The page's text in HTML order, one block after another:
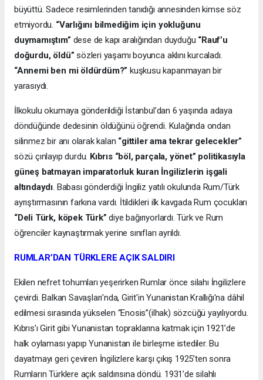
büyüttü. Sadece resimlerinden tanıdığı annesinden kimse söz
etmiyordu. “Varlığını bilmediğim için yokluğunu
duymamıştım” dese de kapı aralığından duyduğu “Rauf’u
doğurdu, öldü” sözleri yaşamı boyunca aklını kurcaladı.
“Annemi ben mi öldürdüm?”kuşkusu kapanmayan bir
yarasıydı.
İlkokulu okumaya gönderildiği İstanbul’dan 6 yaşında adaya
döndüğünde dedesinin öldüğünü öğrendi. Kulağında ondan
silinmez bir anı olarak kalan “gittiler ama tekrar gelecekler”
sözü çınlayıp durdu. Kıbrıs “böl, parçala, yönet” politikasıyla
güneş batmayan imparatorluk kuran İngilizlerin işgali
altındaydı . Babası gönderdiği İngiliz yatılı okulunda Rum/Türk
ayrıştırmasının farkına vardı. İtildikleri ilk kavgada Rum çocukları
“Deli Türk, köpek Türk” diye bağırıyorlardı. Türk ve Rum
öğrenciler kaynaştırmak yerine sınıfları ayrıldı.
RUMLAR’DAN TÜRKLERE AÇIK SALDIRI
Ekilen nefret tohumları yeşerirken Rumlar önce silahı İngilizlere
çevirdi. Balkan Savaşları'nda, Girit'in Yunanistan Krallığı'na dâhil
edilmesi sırasında yükselen “Enosis”(ilhak) sözcüğü yayılıyordu.
Kıbrıs’ı Girit gibi Yunanistan topraklarına katmak için 1921’de
halk oylaması yapıp Yunanistan ile birleşme istediler. Bu
dayatmayı geri çeviren İngilizlere karşı çıkış 1925’ten sonra
Rumların Türklere açık saldırısına döndü. 1931’de silahlı